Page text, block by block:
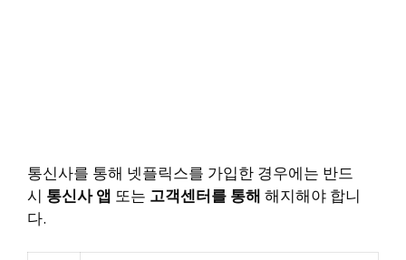
통신사를 통해 넷플릭스를 가입한 경우에는 반드
시 통신사 앱 또는 고객센터를 통해 해지해야 합니
다.